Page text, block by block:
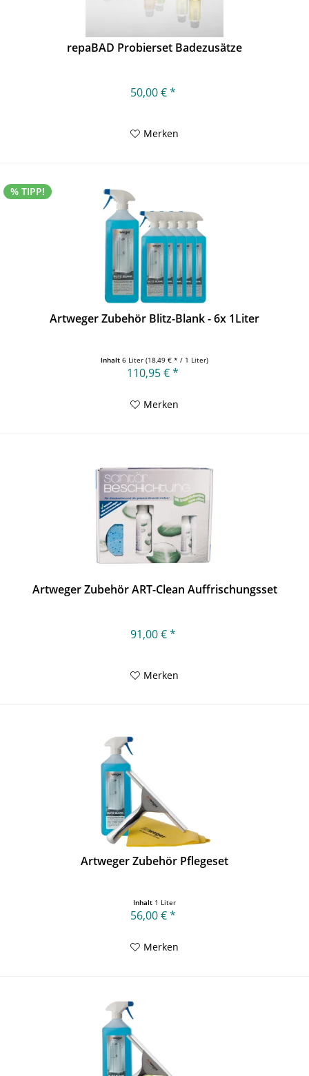
repaBAD Probierset Badezusätze
50,00 € *
Merken
% TIPP!
Artweger Zubehör Blitz-Blank - 6x 1Liter
Inhalt6 Liter(18,49 € * / 1 Liter)
110,95 € *
Merken
Artweger Zubehör ART-Clean Auffrischungsset
91,00 € *
Merken
Artweger Zubehör Pflegeset
Inhalt 1 Liter
56,00 € *
Merken